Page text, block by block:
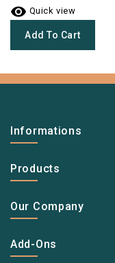
 Quick view
Add To Cart
Informations
Products
Our Company
Add-Ons